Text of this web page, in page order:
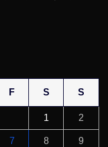
F S S
1 2
7 8 9